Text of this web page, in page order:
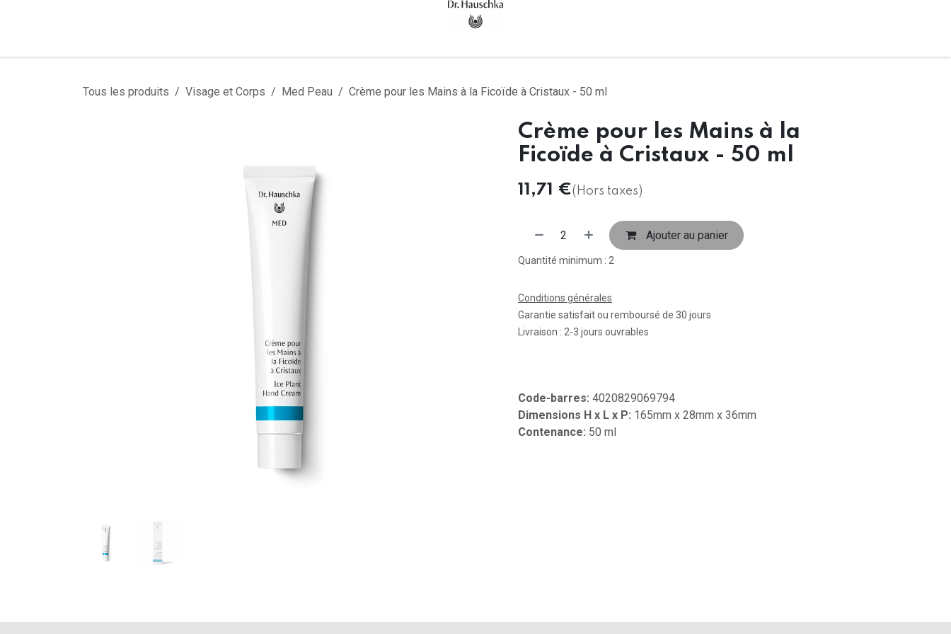
Tous les produits Visage et Corps Med Peau Crème pour les Mains à la Ficoïde à Cristaux - 50 ml
Crème pour les Mains à la
Ficoïde à Cristaux - 50 ml
11,71 €(Hors taxes)
Ajouter au panier
Quantité minimum : 2
Conditions générales
Garantie satisfait ou remboursé de 30 jours
Livraison : 2-3 jours ouvrables
Code-barres: 4020829069794
Dimensions H x L x P: 165mm x 28mm x 36mm
Contenance: 50 ml